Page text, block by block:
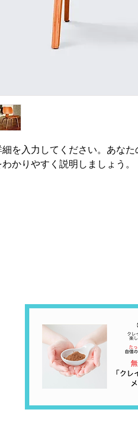
を入力してください。あな
かりやすく説明しましょう。